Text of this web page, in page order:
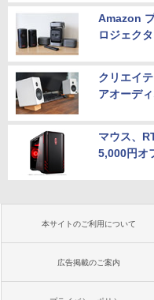
Amazon
ロジェク
クリエイ
アオーデ
マウス、
5,000円オ
本サイトのご利用について
広告掲載のご案内